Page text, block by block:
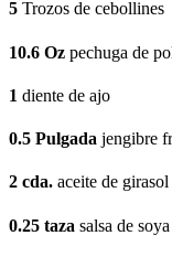
5 Trozos de cebollines
10.6 Oz pechuga de
1 diente de ajo
0.5 Pulgada jengibre
2 cda. aceite de girasol
0.25 taza salsa de soya